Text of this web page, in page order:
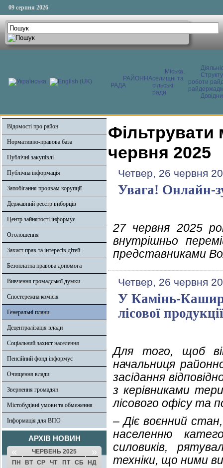
09 серпня 2026
РАЙОННА
РАДА
Міська,
селищні та
сільські
ради
роботи
Відомості про район
Нормативно-правова база
Публічні закупівлі
Публічна інформація
Запобігання проявам корупції
Державний реєстр виборців
Центр зайнятості інформує
Оголошення
Захист прав та інтересів дітей
Безоплатна правова допомога
Вивчення громадської думки
Спостережна комісія
Генеральні плани
Децентралізація влади
Соціальний захист населення
Пенсійний фонд інформує
Очищення влади
Звернення громадян
Містобудівні умови та обмеження
Інформація для ВПО
АРХІВ НОВИН
« ЧЕРВЕНЬ 2025 »
ПН ВТ СР ЧТ ПТ СБ
НД
Фільтрувати
червня 2025
Четвер, 26 червня
Увага! Онлайн-
27 червня 2025
внутрішньо
представниками
Четвер, 26 червня
У Камінь-
лісової продукції
Для того, щоб
начальниця
засідання
з керівниками
лісового офісу та
– Діє воєнний
населенню
силовиків,
техніки, що ними